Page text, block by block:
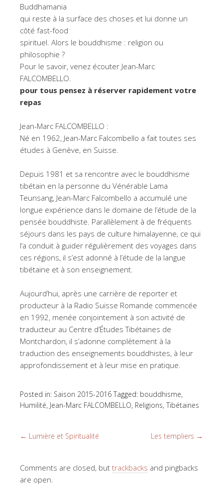
Buddhamania
qui reste à la surface des choses et lui donne un
côté fast-food
spirituel. Alors le bouddhisme : religion ou
philosophie ?
Pour le savoir, venez écouter Jean-Marc
FALCOMBELLO.
pour tous pensez à réserver rapidement votre
repas
Jean-Marc FALCOMBELLO :
Né en 1962, Jean-Marc Falcombello a fait toutes ses
études à Genève, en Suisse.
Depuis 1981 et sa rencontre avec le bouddhisme
tibétain en la personne du Vénérable Lama
Teunsang, Jean-Marc Falcombello a accumulé une
longue expérience dans le domaine de l’étude de la
pensée bouddhiste. Parallèlement à de fréquents
séjours dans les pays de culture himalayenne, ce qui
l’a conduit à guider régulièrement des voyages dans
ces régions, il s’est adonné à l’étude de la langue
tibétaine et à son enseignement.
Aujourd’hui, après une carrière de reporter et
producteur à la Radio Suisse Romande commencée
en 1992, menée conjointement à son activité de
traducteur au Centre d’Études Tibétaines de
Montchardon, il s’adonne complètement à la
traduction des enseignements bouddhistes, à leur
approfondissement et à leur mise en pratique.
Posted in: Saison 2015-2016 Tagged: bouddhisme,
Humilité, Jean-Marc FALCOMBELLO, Religions, Tibétaines
← Lumière et Spiritualité Les templiers →
Comments are closed, but trackbacks and pingbacks
are open.